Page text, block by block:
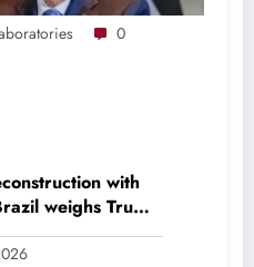
0
with
weighs Trump